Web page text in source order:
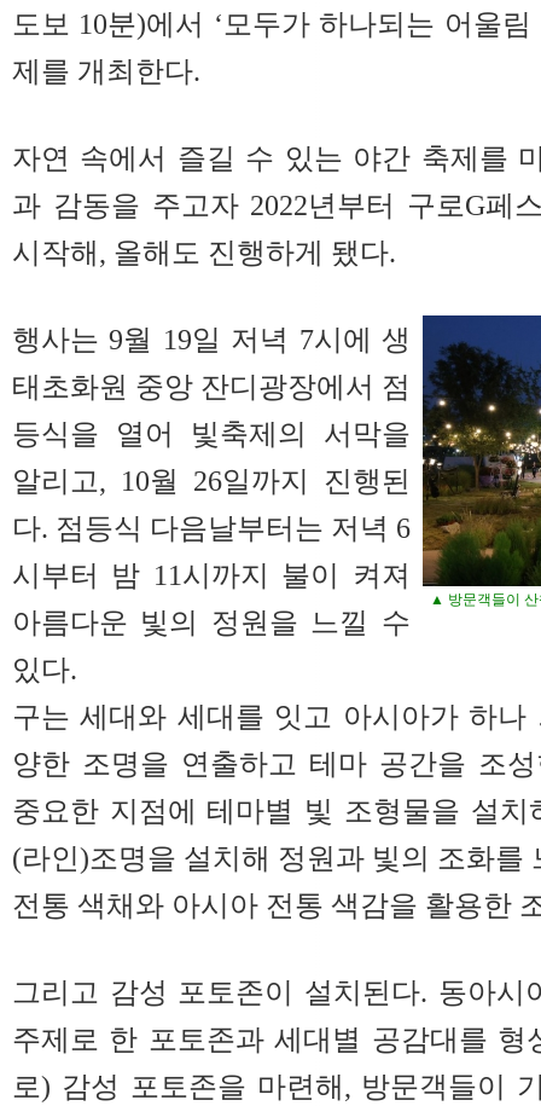
도보 10분)에서 ‘모두가 하나되는 어울
제를 개최한다.
자연 속에서 즐길 수 있는 야간 축제를
과 감동을 주고자 2022년부터 구로G페
시작해, 올해도 진행하게 됐다.
▲ 방문객들이 산
행사는 9월 19일 저녁 7시에 생
태초화원 중앙 잔디광장에서 점
등식을 열어 빛축제의 서막을
알리고, 10월 26일까지 진행된
다. 점등식 다음날부터는 저녁 6
시부터 밤 11시까지 불이 켜져
아름다운 빛의 정원을 느낄 수
있다.
구는 세대와 세대를 잇고 아시아가 하
양한 조명을 연출하고 테마 공간을 조
중요한 지점에 테마별 빛 조형물을 설
(라인)조명을 설치해 정원과 빛의 조화를
전통 색채와 아시아 전통 색감을 활용한
그리고 감성 포토존이 설치된다. 동아
주제로 한 포토존과 세대별 공감대를 형
로) 감성 포토존을 마련해, 방문객들이